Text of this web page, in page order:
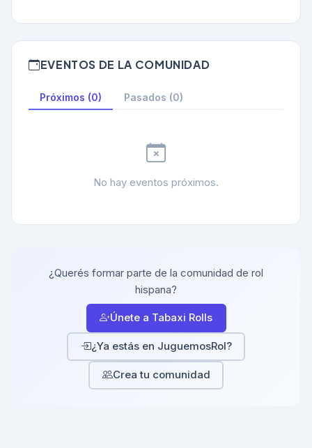
EVENTOS DE LA COMUNIDAD
Próximos (0) Pasados (0)
No hay eventos próximos.
¿Querés formar parte de la comunidad de rol
hispana?
Únete a Tabaxi Rolls
¿Ya estás en JuguemosRol?
Crea tu comunidad